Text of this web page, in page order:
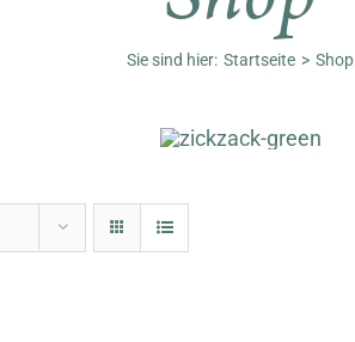
Sie sind hier: Startseite Shop